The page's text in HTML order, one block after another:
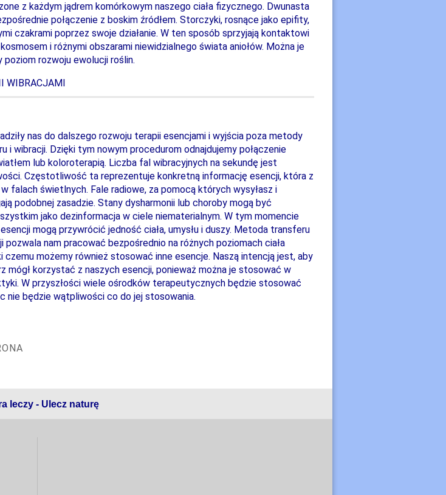
z każdym jądrem komórkowym naszego ciała fizycznego. Dwunasta
połączenie z boskim źródłem. Storczyki, rosnące jako epifity,
czakrami poprzez swoje działanie. W ten sposób sprzyjają kontaktowi
i różnymi obszarami niewidzialnego świata aniołów. Można je
poziom rozwoju ewolucji roślin.
WIBRACJAMI
nas do dalszego rozwoju terapii esencjami i wyjścia poza metody
i wibracji. Dzięki tym nowym procedurom odnajdujemy połączenie
lub koloroterapią. Liczba fal wibracyjnych na sekundę jest
Częstotliwość ta reprezentuje konkretną informację esencji, która z
falach świetlnych. Fale radiowe, za pomocą których wysyłasz i
podobnej zasadzie. Stany dysharmonii lub choroby mogą być
jako dezinformacja w ciele niematerialnym. W tym momencie
mogą przywrócić jedność ciała, umysłu i duszy. Metoda transferu
pozwala nam pracować bezpośrednio na różnych poziomach ciała
czemu możemy również stosować inne esencje. Naszą intencją jest, aby
mógł korzystać z naszych esencji, ponieważ można je stosować w
W przyszłości wiele ośrodków terapeutycznych będzie stosować
nie będzie wątpliwości co do jej stosowania.
leczy - Ulecz naturę